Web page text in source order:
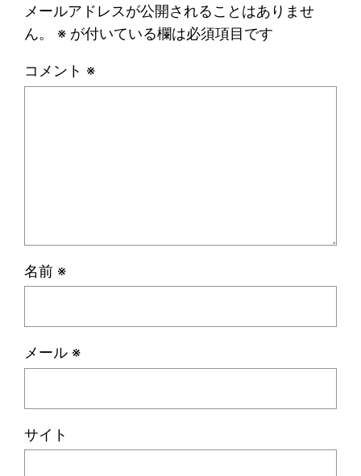
メールアドレスが公開されることはありませ
ん。
※ が付いている欄は必須項目です
コメント ※
名前 ※
メール ※
サイト